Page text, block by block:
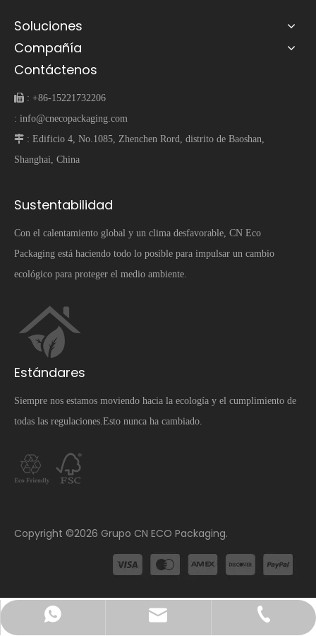
Soluciones
Compañía
Contáctenos
 : +86-15221732206
: info@cnecopackaging.com
 : Edificio 4, No.1085, Zhenchen Rord, distrito de Baoshan,
Shanghai, China
Contactar vía WhatsApp
info@cnecopackaging.com
+86-15221732206
Sustentabilidad
Con el calentamiento global y un clima desfavorable, CN Eco
Packaging está haciendo todo lo posible para impulsar un cambio
ecológico para proteger el medio ambiente.
Estándares
Siempre nos estamos moviendo hacia la ecología y el cumplimiento de
todas las regulaciones.Esto nunca ha cambiado.
​Copyright ©2026 Grupo CN ECO Packaging.